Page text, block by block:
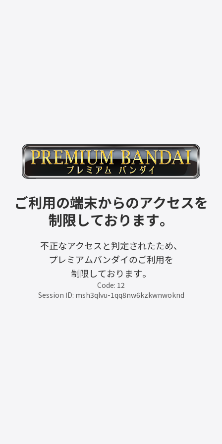
ご利用の端末からのアクセスを
制限しております。
不正なアクセスと判定されたため、
プレミアムバンダイのご利用を
制限しております。
Code: 12
Session ID: msh3qlvu-1qq8nw6kzkwnwoknd